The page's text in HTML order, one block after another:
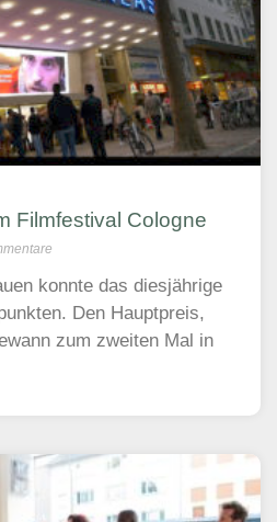
Filmfestival Cologne
konnte das diesjährige
Den Hauptpreis,
zum zweiten Mal in